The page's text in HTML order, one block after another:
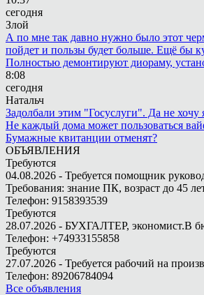
сегодня
Злой
А по мне так давно нужно было этот
пойдет и пользы будет больше. Ещё бы
Полностью демонтируют диораму,
8:08
сегодня
Натальч
Задолбали этим "Госуслуги". Да не
Не каждый дома может пользоваться
Бумажные квитанции отменят?
ОБЪЯВЛЕНИЯ
Требуются
04.08.2026 - Требуется помощник
Требования: знание ПК, возраст до 45
Телефон: 9158393539
Требуются
28.07.2026 - БУХГАЛТЕР, экономист.В
Телефон: +74933155858
Требуются
27.07.2026 - Требуется рабочий на
Телефон: 89206784094
Все объявления